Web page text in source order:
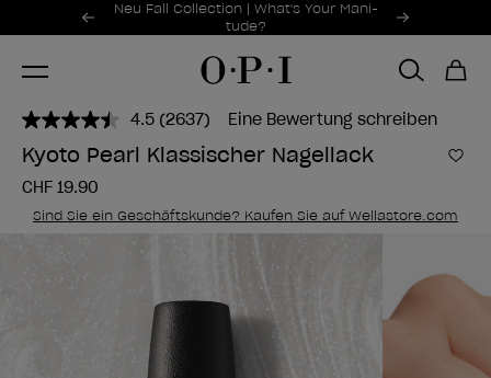
Sonderangebote
Neu Fall Collection | What's Your Mani-
tude?
Item 1 of 2
4.5 2637
Bewertungen
lesen..
gleichen
(2637) Eine Bewertung schreiben
Kyoto Pearl Klassischer Nagellack Zur
CHF 19.90
Sind Sie ein Geschäftskunde? Kaufen Sie auf Wellastore.com